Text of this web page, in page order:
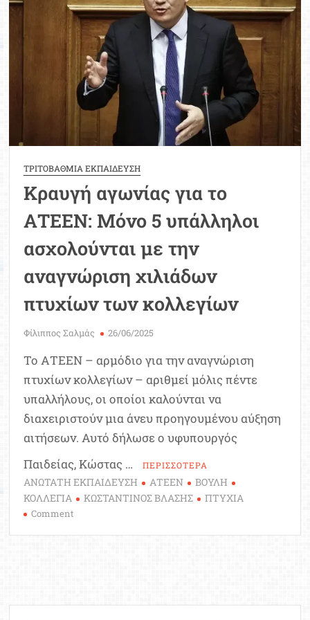
ΤΡΙΤΟΒΑΘΜΙΑ ΕΚΠΑΙΔΕΥΣΗ
Κραυγή αγωνίας για το
ΑΤΕΕΝ: Μόνο 5 υπάλληλοι
ασχολούνται με την
αναγνώριση χιλιάδων
πτυχίων των κολλεγίων
Φίλιππος Σαλμάς 26/06/2025
Το ΑΤΕΕΝ – αρμόδιο για την αναγνώριση
πτυχίων κολλεγίων – αριθμεί μόλις πέντε
υπαλλήλους, οι οποίοι καλούνται να
διαχειριστούν μια άνευ προηγουμένου αύξηση
αιτήσεων. Αυτό δήλωσε ο υφυπουργός
Παιδείας, Κώστας …
ΠΕΡΙΣΣΟΤΕΡΑ
ΑΝΩΤΑΤΗ ΕΚΠΑΙΔΕΥΣΗ ΑΤΕΕΝ
ΒΟΥΛΗ
ΚΟΛΛΕΓΙΑ
ΚΩΣΤΑΝΤΙΝΟΣ ΒΛΑΣΗΣ ΠΤΥΧΙΑ
Comment
Μόνο